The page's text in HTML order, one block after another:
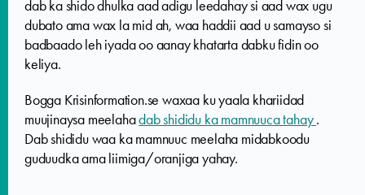
dab ka shido dhulka aad adigu leedahay si aad wax ugu
dubato ama wax la mid ah, waa haddii aad u samayso si
badbaado leh iyada oo aanay khatarta dabku fidin oo
keliya.
Bogga Krisinformation.se waxaa ku yaala khariidad
muujinaysa meelahadab shididu ka mamnuuca tahay.
Dab shididu waa ka mamnuuc meelaha midabkoodu
guduudka ama liimiga/oranjiga yahay.